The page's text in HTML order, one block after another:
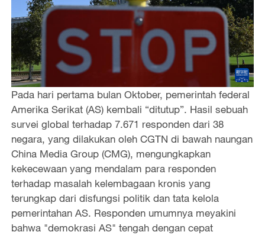
Pada hari pertama bulan Oktober, pemerintah federal
Amerika Serikat (AS) kembali “ditutup”. Hasil sebuah
survei global terhadap 7.671 responden dari 38
negara, yang dilakukan oleh CGTN di bawah naungan
China Media Group (CMG), mengungkapkan
kekecewaan yang mendalam para responden
terhadap masalah kelembagaan kronis yang
terungkap dari disfungsi politik dan tata kelola
pemerintahan AS. Responden umumnya meyakini
bahwa "demokrasi AS" tengah dengan cepat